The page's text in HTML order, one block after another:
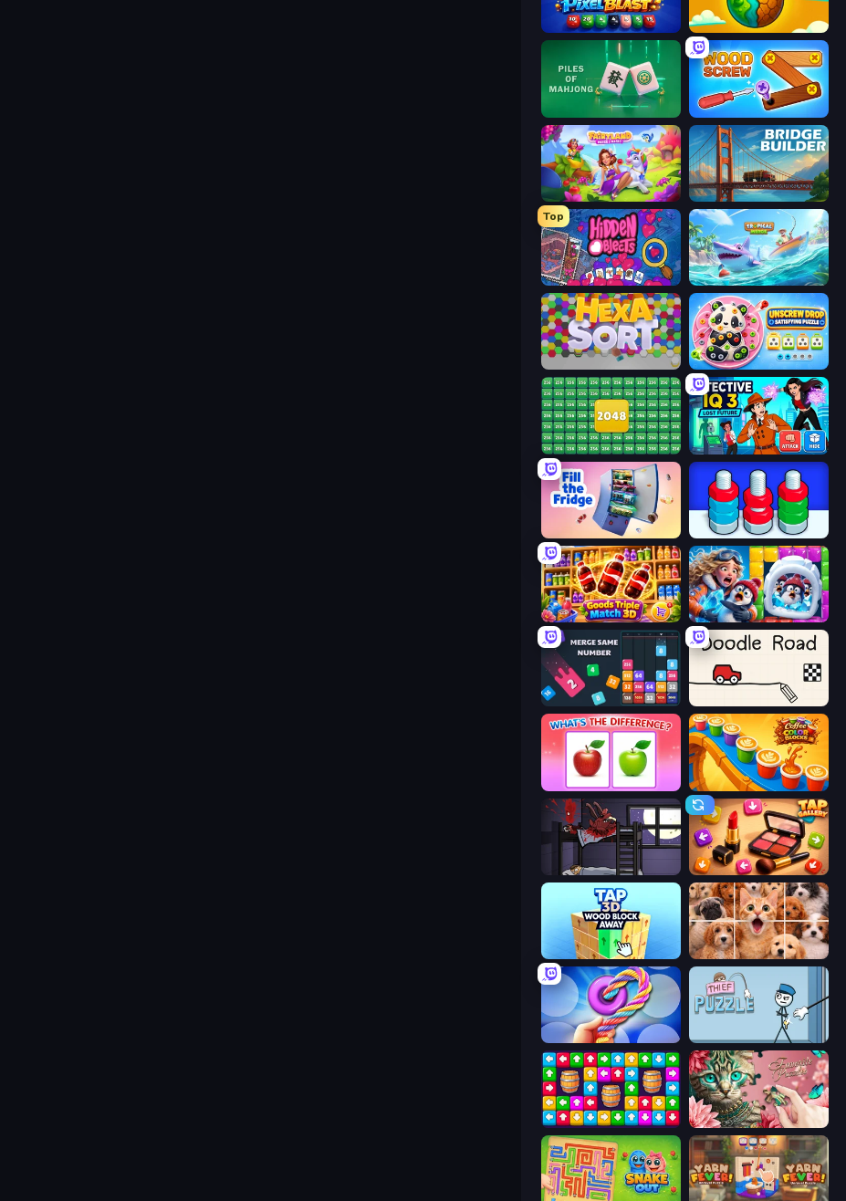
Pixel Blast Land Explorers: Merge & Build
Piles of Mahjong Wood Screw: Bolts Puzzle
Fairyland Merge & Magic Bridge Builder
Top
Hidden Objects Tropical Merge
Unscrew Drop: Satisfying Puzzle
2048 Merge Blocks Detective IQ 3
Fill The Fridge
Goods Triple Match 3D Captain Blast
Drop & Merge the Numbers
What's The Difference? Coffee Color Blocks
The Visitor Tap Gallery
Jigpic Solitaire
Twisted Tangle Thief Puzzle
Tap Away Story Favorite Puzzles